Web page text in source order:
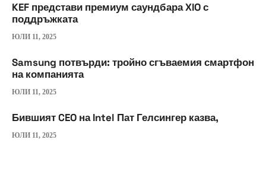
KEF представи премиум саундбара XIO с
поддръжката
ЮЛИ 11, 2025
Samsung потвърди: тройно сгъваемия смартфон
на компанията
ЮЛИ 11, 2025
Бившият CEO на Intel Пат Гелсингер казва,
ЮЛИ 11, 2025